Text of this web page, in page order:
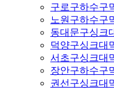
구로구하수구
노원구하수구
동대문구싱크
덕양구싱크대
서초구싱크대
장안구하수구
권선구싱크대